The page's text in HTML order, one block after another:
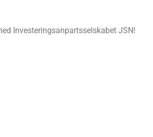
Investeringsanpartsselskabet JSN!